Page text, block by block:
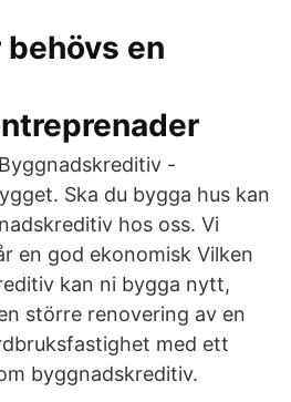
behövs en
-
Ska du bygga hus kan
hos oss. Vi
en god ekonomisk Vilken
kan ni bygga nytt,
större renovering av en
med ett
byggnadskreditiv.